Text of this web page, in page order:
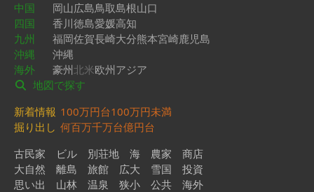
中国
岡山広島鳥取島根山口
四国
香川徳島愛媛高知
九州
福岡佐賀長崎大分熊本宮崎鹿児島
沖縄
沖縄
海外
豪州北米欧州アジア
地図で探す
新着情報 100万円台100万円未満
掘り出し 何百万千万台億円台
古民家
ビル 別荘地 海 農家
商店
大自然
離島 旅館 広大 雪国
投資
思い出
山林 温泉 狭小 公共
海外